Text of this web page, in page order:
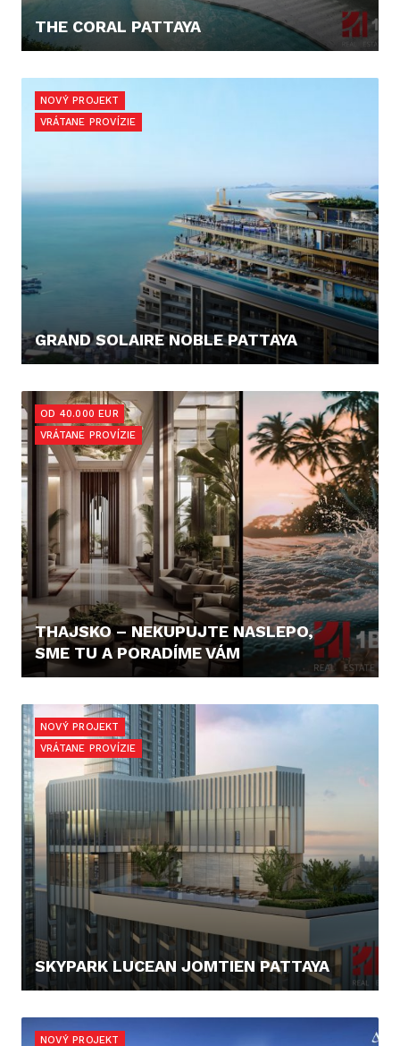
THE CORAL PATTAYA
NOVÝ PROJEKT
VRÁTANE PROVÍZIE
GRAND SOLAIRE NOBLE PATTAYA
OD 40.000 EUR
VRÁTANE PROVÍZIE
THAJSKO – NEKUPUJTE NASLEPO,
SME TU A PORADÍME VÁM
NOVÝ PROJEKT
VRÁTANE PROVÍZIE
SKYPARK LUCEAN JOMTIEN PATTAYA
NOVÝ PROJEKT